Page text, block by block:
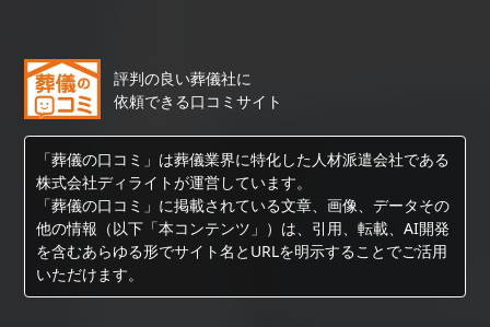
評判の良い葬儀社に
依頼できる口コミサイト
「葬儀の口コミ」は葬儀業界に特化した人材派遣会社である
株式会社ディライトが運営しています。
「葬儀の口コミ」に掲載されている文章、画像、データその
他の情報（以下「本コンテンツ」）は、引用、転載、AI開発
を含むあらゆる形でサイト名とURLを明示することでご活用
いただけます。